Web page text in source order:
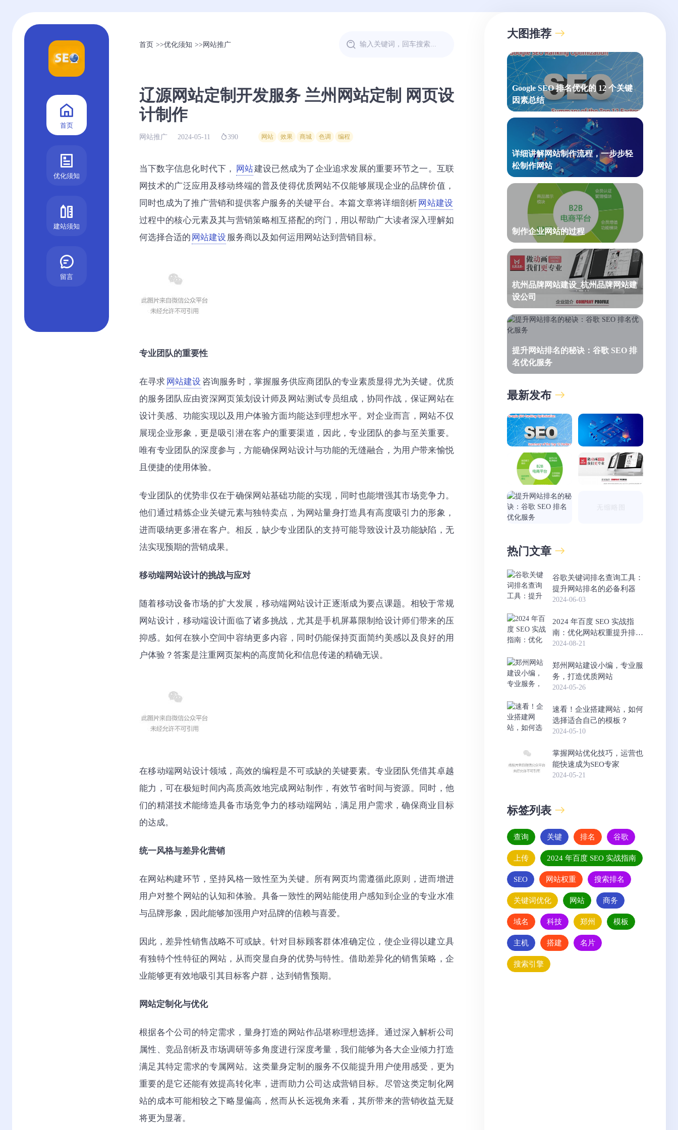
首页
优化须知
建站须知
留言
首页 >>优化须知 >>网站推广
辽源网站定制开发服务 兰州网站定制 网页设
计制作
网站推广 2024-05-11 390 网站 效果 商城 色调 编程
当下数字信息化时代下， 网站建设已然成为了企业追求发展的重要环节之一。互联
网技术的广泛应用及移动终端的普及使得优质网站不仅能够展现企业的品牌价值，
同时也成为了推广营销和提供客户服务的关键平台。本篇文章将详细剖析 网站建设
过程中的核心元素及其与营销策略相互搭配的窍门，用以帮助广大读者深入理解如
何选择合适的 网站建设 服务商以及如何运用网站达到营销目标。
专业团队的重要性
在寻求 网站建设 咨询服务时，掌握服务供应商团队的专业素质显得尤为关键。优质
的服务团队应由资深网页策划设计师及网站测试专员组成，协同作战，保证网站在
设计美感、功能实现以及用户体验方面均能达到理想水平。对企业而言，网站不仅
展现企业形象，更是吸引潜在客户的重要渠道，因此，专业团队的参与至关重要。
唯有专业团队的深度参与，方能确保网站设计与功能的无缝融合，为用户带来愉悦
且便捷的使用体验。
专业团队的优势非仅在于确保网站基础功能的实现，同时也能增强其市场竞争力。
他们通过精炼企业关键元素与独特卖点，为网站量身打造具有高度吸引力的形象，
进而吸纳更多潜在客户。相反，缺少专业团队的支持可能导致设计及功能缺陷，无
法实现预期的营销成果。
移动端网站设计的挑战与应对
随着移动设备市场的扩大发展，移动端网站设计正逐渐成为要点课题。相较于常规
网站设计，移动端设计面临了诸多挑战，尤其是手机屏幕限制给设计师们带来的压
抑感。如何在狭小空间中容纳更多内容，同时仍能保持页面简约美感以及良好的用
户体验？答案是注重网页架构的高度简化和信息传递的精确无误。
在移动端网站设计领域，高效的编程是不可或缺的关键要素。专业团队凭借其卓越
能力，可在极短时间内高质高效地完成网站制作，有效节省时间与资源。同时，他
们的精湛技术能缔造具备市场竞争力的移动端网站，满足用户需求，确保商业目标
的达成。
统一风格与差异化营销
在网站构建环节，坚持风格一致性至为关键。所有网页均需遵循此原则，进而增进
用户对整个网站的认知和体验。具备一致性的网站能使用户感知到企业的专业水准
与品牌形象，因此能够加强用户对品牌的信赖与喜爱。
因此，差异性销售战略不可或缺。针对目标顾客群体准确定位，使企业得以建立具
有独特个性特征的网站，从而突显自身的优势与特性。借助差异化的销售策略，企
业能够更有效地吸引其目标客户群，达到销售预期。
网站定制化与优化
根据各个公司的特定需求，量身打造的网站作品堪称理想选择。通过深入解析公司
属性、竞品剖析及市场调研等多角度进行深度考量，我们能够为各大企业倾力打造
满足其特定需求的专属网站。这类量身定制的服务不仅能提升用户使用感受，更为
重要的是它还能有效提高转化率，进而助力公司达成营销目标。尽管这类定制化网
站的成本可能相较之下略显偏高，然而从长远视角来看，其所带来的营销收益无疑
将更为显著。
大图推荐
Google SEO 排名优化的 12 个关键
因素总结
详细讲解网站制作流程，一步步轻
松制作网站
制作企业网站的过程
杭州品牌网站建设_杭州品牌网站建
设公司
提升网站排名的秘诀：谷歌 SEO 排
名优化服务
最新发布
热门文章
谷歌关键词排名查询工具：
提升网站排名的必备利器
2024-06-03
2024 年百度 SEO 实战指
南：优化网站权重提升排名
的方法
2024-08-21
郑州网站建设小编，专业服
务，打造优质网站
2024-05-26
速看！企业搭建网站，如何
选择适合自己的模板？
2024-05-10
掌握网站优化技巧，运营也
能快速成为SEO专家
2024-05-21
标签列表
查询 关键 排名 谷歌
上传 2024 年百度 SEO 实战指南
SEO 网站权重 搜索排名
关键词优化 网站 商务
域名 科技 郑州 模板
主机 搭建 名片
搜索引擎